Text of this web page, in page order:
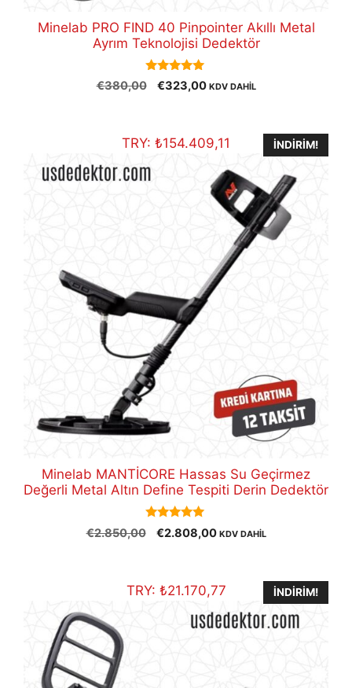
Minelab PRO FIND 40 Pinpointer Akıllı Metal
Ayrım Teknolojisi Dedektör
5.00
out of 5
€380,00
Orijinal
€323,00Şu
€323,00.
KDV DAHİL
TRY: ₺154.409,11 İNDIRIM!
Minelab MANTİCORE Hassas Su Geçirmez
Değerli Metal Altın Define Tespiti Derin Dedektör
5.00
out of 5
€2.850,00
Orijinal
€2.808,00Şu
€2.808,00.
KDV DAHİL
TRY: ₺21.170,77 İNDIRIM!